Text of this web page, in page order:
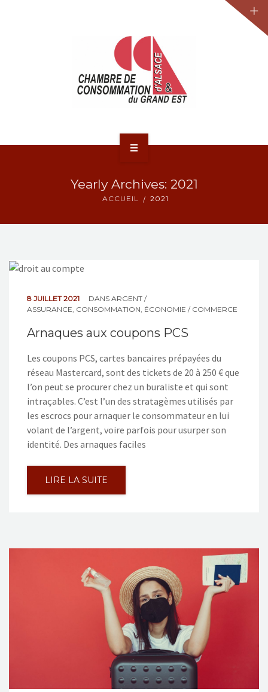
NOS ACTIONS
CONTACT
Yearly Archives: 2021
ACCUEIL 2021
8 JUILLET 2021 DANS ARGENT /
ASSURANCE, CONSOMMATION, ÉCONOMIE / COMMERCE
Arnaques aux coupons PCS
Les coupons PCS, cartes bancaires prépayées du
réseau Mastercard, sont des tickets de 20 à 250 € que
l’on peut se procurer chez un buraliste et qui sont
intraçables. C’est l’un des stratagèmes utilisés par
les escrocs pour arnaquer le consommateur en lui
volant de l’argent, voire parfois pour usurper son
identité. Des arnaques faciles
LIRE LA SUITE